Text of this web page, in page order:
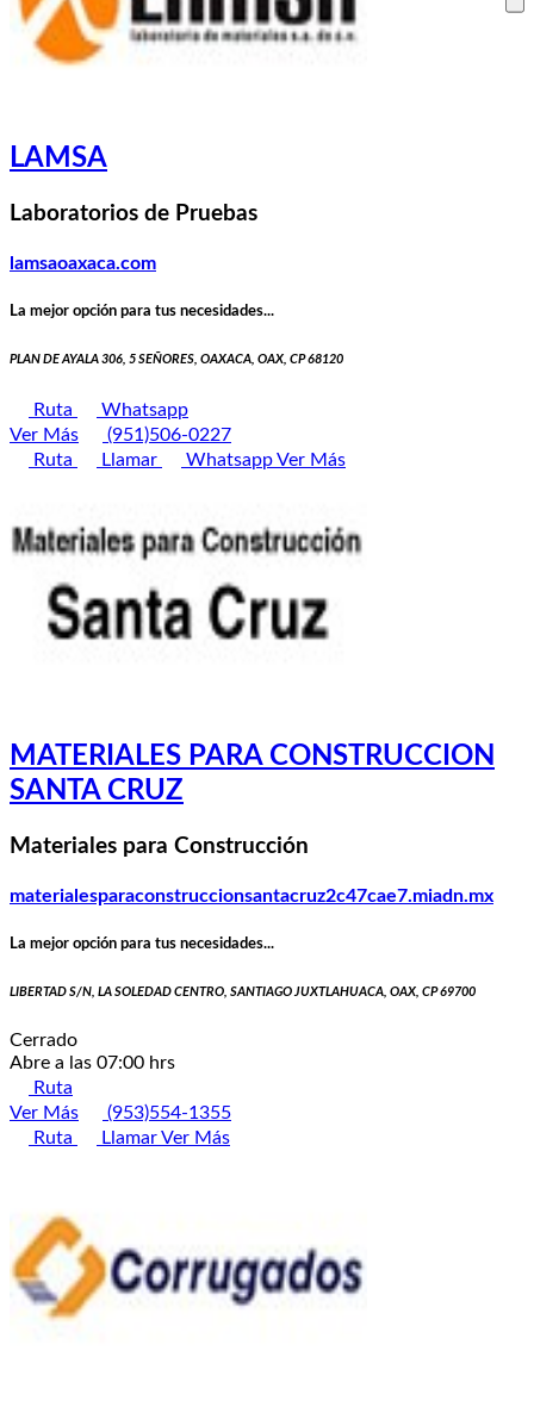
LAMSA
Laboratorios de Pruebas
lamsaoaxaca.com
La mejor opción para tus necesidades...
PLAN DE AYALA 306, 5 SEÑORES, OAXACA, OAX, CP 68120
Ruta
Whatsapp
Ver Más
(951)506-0227
Ruta
Llamar WhatsappVer Más
MATERIALES PARA CONSTRUCCION
SANTA CRUZ
Materiales para Construcción
materialesparaconstruccionsantacruz2c47cae7.miadn.mx
La mejor opción para tus necesidades...
LIBERTAD S/N, LA SOLEDAD CENTRO, SANTIAGO JUXTLAHUACA, OAX, CP 69700
Cerrado
Abre a las 07:00 hrs
Ruta
Ver Más
(953)554-1355
Ruta
LlamarVer Más